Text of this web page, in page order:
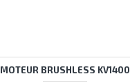
MOTEUR BRUSHLESS KV1400